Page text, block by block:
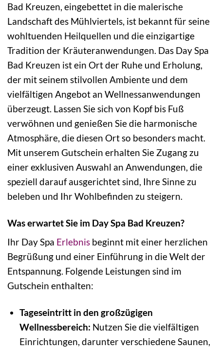
Bad Kreuzen, eingebettet in die malerische
Landschaft des Mühlviertels, ist bekannt für seine
wohltuenden Heilquellen und die einzigartige
Tradition der Kräuteranwendungen. Das Day Spa
Bad Kreuzen ist ein Ort der Ruhe und Erholung,
der mit seinem stilvollen Ambiente und dem
vielfältigen Angebot an Wellnessanwendungen
überzeugt. Lassen Sie sich von Kopf bis Fuß
verwöhnen und genießen Sie die harmonische
Atmosphäre, die diesen Ort so besonders macht.
Mit unserem Gutschein erhalten Sie Zugang zu
einer exklusiven Auswahl an Anwendungen, die
speziell darauf ausgerichtet sind, Ihre Sinne zu
beleben und Ihr Wohlbefinden zu steigern.
Was erwartet Sie im Day Spa Bad Kreuzen?
Ihr Day Spa Erlebnis beginnt mit einer herzlichen
Begrüßung und einer Einführung in die Welt der
Entspannung. Folgende Leistungen sind im
Gutschein enthalten:
Tageseintritt in den großzügigen
Wellnessbereich: Nutzen Sie die vielfältigen
Einrichtungen, darunter verschiedene Saunen,